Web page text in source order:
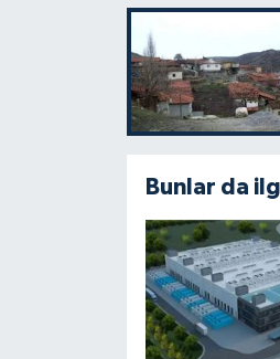
Bunlar da